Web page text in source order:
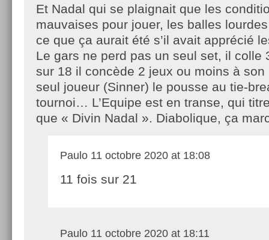
Et Nadal qui se plaignait que les
mauvaises pour jouer, les balles
ce que ça aurait été s’il avait apprécié
Le gars ne perd pas un seul set, il colle
sur 18 il concède 2 jeux ou moins à son
seul joueur (Sinner) le pousse au tie-
tournoi… L’Equipe est en transe, qui
que « Divin Nadal ». Diabolique, ça
Paulo 11 octobre 2020 at 18:08
11 fois sur 21
Paulo 11 octobre 2020 at 18:11